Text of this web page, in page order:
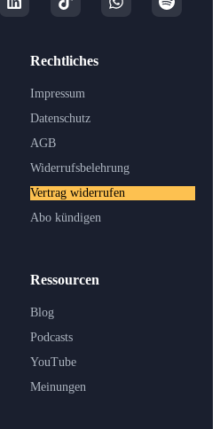
Ressourcen
Blog
Podcasts
YouTube
Meinungen
Rechtliches
Impressum
Datenschutz
AGB
Widerrufsbelehrung
Vertrag widerrufen
Abo kündigen